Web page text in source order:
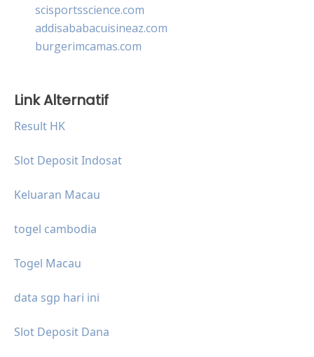
scisportsscience.com
addisababacuisineaz.com
burgerimcamas.com
Link Alternatif
Result HK
Slot Deposit Indosat
Keluaran Macau
togel cambodia
Togel Macau
data sgp hari ini
Slot Deposit Dana